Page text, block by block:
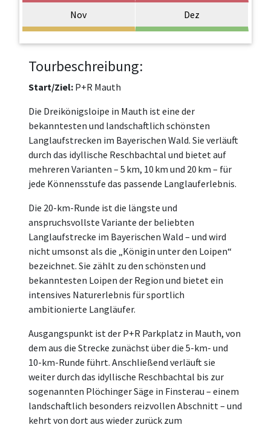
Nov Dez
Tourbeschreibung:
Start/Ziel:P+R Mauth
Die Dreikönigsloipe in Mauth ist eine der
bekanntesten und landschaftlich schönsten
Langlaufstrecken im Bayerischen Wald. Sie verläuft
durch das idyllische Reschbachtal und bietet auf
mehreren Varianten – 5 km, 10 km und 20 km – für
jede Könnensstufe das passende Langlauferlebnis.
Die 20-km-Runde ist die längste und
anspruchsvollste Variante der beliebten
Langlaufstrecke im Bayerischen Wald – und wird
nicht umsonst als die „Königin unter den Loipen“
bezeichnet. Sie zählt zu den schönsten und
bekanntesten Loipen der Region und bietet ein
intensives Naturerlebnis für sportlich
ambitionierte Langläufer.
Ausgangspunkt ist der P+R Parkplatz in Mauth, von
dem aus die Strecke zunächst über die 5-km- und
10-km-Runde führt. Anschließend verläuft sie
weiter durch das idyllische Reschbachtal bis zur
sogenannten Plöchinger Säge in Finsterau – einem
landschaftlich besonders reizvollen Abschnitt – und
kehrt von dort aus wieder zurück zum